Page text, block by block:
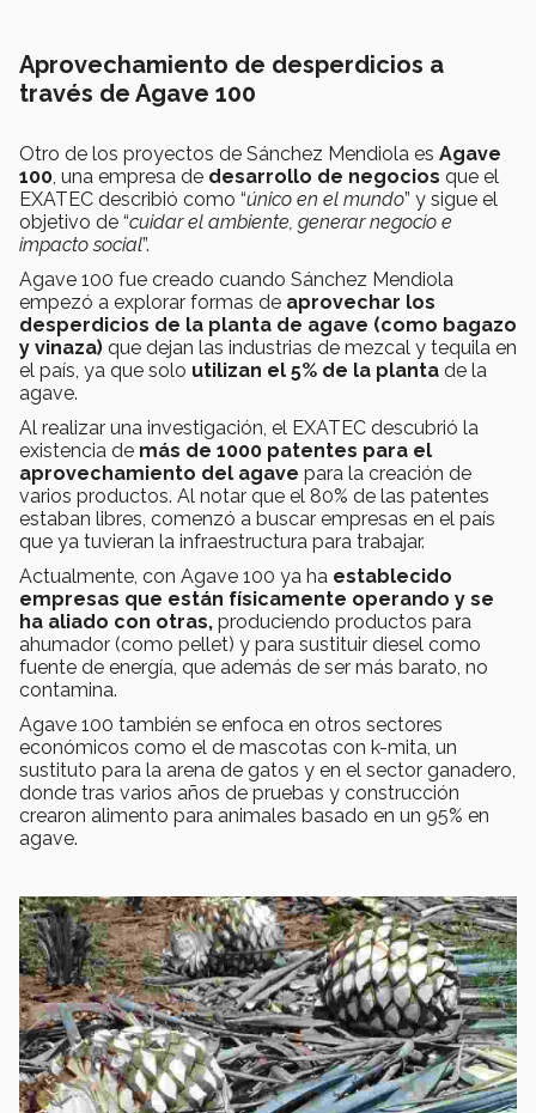
Aprovechamiento de desperdicios a
través de Agave 100
Otro de los proyectos de Sánchez Mendiola es Agave
100, una empresa de desarrollo de negocios que el
EXATEC describió como “único en el mundo” y sigue el
objetivo de “cuidar el ambiente, generar negocio e
impacto social”.
Agave 100 fue creado cuando Sánchez Mendiola
empezó a explorar formas de aprovechar los
desperdicios de la planta de agave (como bagazo
y vinaza) que dejan las industrias de mezcal y tequila en
el país, ya que solo utilizan el 5% de la planta de la
agave.
Al realizar una investigación, el EXATEC descubrió la
existencia de más de 1000 patentes para el
aprovechamiento del agave para la creación de
varios productos. Al notar que el 80% de las patentes
estaban libres, comenzó a buscar empresas en el país
que ya tuvieran la infraestructura para trabajar.
Actualmente, con Agave 100 ya ha establecido
empresas que están físicamente operando y se
ha aliado con otras, produciendo productos para
ahumador (como pellet) y para sustituir diesel como
fuente de energía, que además de ser más barato, no
contamina.
Agave 100 también se enfoca en otros sectores
económicos como el de mascotas con k-mita, un
sustituto para la arena de gatos y en el sector ganadero,
donde tras varios años de pruebas y construcción
crearon alimento para animales basado en un 95% en
agave.